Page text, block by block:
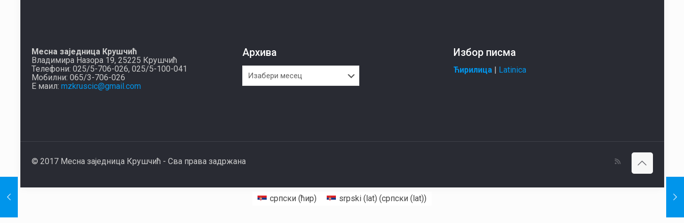
Месна заједница Крушчић
Владимира Назора 19, 25225 Крушчић
Телефони: 025/5-706-026, 025/5-100-041
Мобилни: 065/3-706-026
Е маил: mzkruscic@gmail.com
Архива Избор писма
Ћирилица Latinica
© 2017 Месна заједница Крушчић - Сва права задржана
српски (ћир) srpski (lat) (српски (lat))